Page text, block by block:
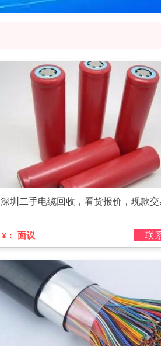
深圳二手电缆回收，看货报价，现款
¥： 面议 联